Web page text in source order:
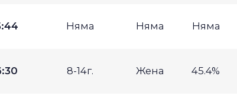
Няма Няма Няма
8-14г. Жена 45.4%